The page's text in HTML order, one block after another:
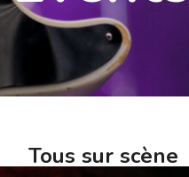
Tous sur scène